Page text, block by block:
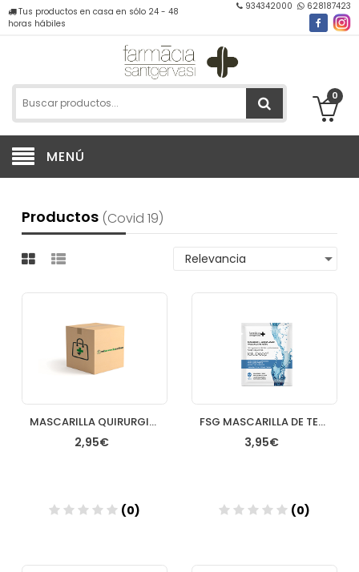
Tus productos en casa en sólo 24 - 48
horas hábiles
934342000 628187423
0
MENÚ
Productos (covid 19)
MASCARILLA QUIRURGICA AZULES 10 UNIDADES GALMASK
2,95€
(0)
FSG MASCARILLA DE TEJIDO IALUDEEP 1 SOBRE
3,95€
(0)